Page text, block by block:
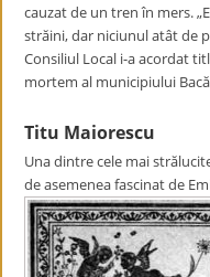
cauzat de un tren în mers.
străini, dar niciunul atât de
Consiliul Local i-a acordat
mortem al municipiului
Titu Maiorescu
Una dintre cele mai
de asemenea fascinat de